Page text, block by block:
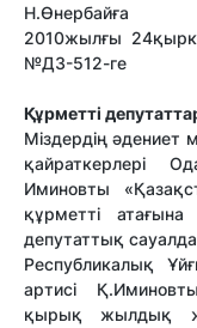
Н.Өнербайға
2010жылғы
№ДЗ-512-ге
Құрметті
Міздердің әдениет
қайраткерлері
Иминовты
құрметті
депутаттық
Республикалық
артисі
қырық жылдық